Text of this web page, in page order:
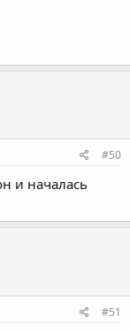
#50
и началась
#51